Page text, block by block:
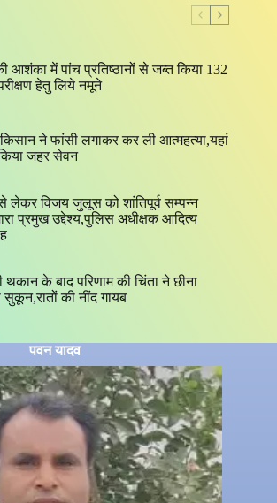
आशंका में पांच प्रतिष्ठानों से जब्त किया 132
हेतु लिये नमूने
ने फांसी लगाकर कर ली आत्महत्या,यहां
जहर सेवन
लेकर विजय जुलूस को शांतिपूर्व सम्पन्न
प्रमुख उद्देश्य,पुलिस अधीक्षक आदित्य
थकान के बाद परिणाम की चिंता ने छीना
की नींद गायब
पवन यादव